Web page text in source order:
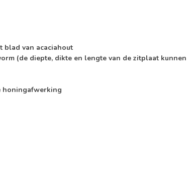
blad van acaciahout
(de diepte, dikte en lengte van de zitplaat kunnen
honingafwerking